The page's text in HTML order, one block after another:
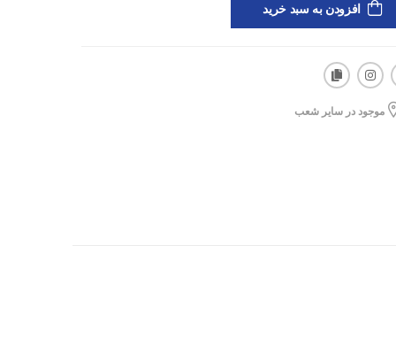
افزودن به سبد خرید
موجود در سایر شعب